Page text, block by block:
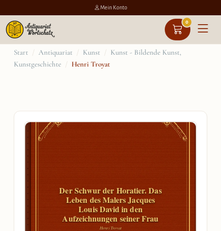
Mein Konto
0
Zum
Inhalt
Start / Antiquariat / Kunst / Kunst - Bildende Kunst,
Kunstgeschichte / Henri Troyat
Der Schwur der Horatier. Das
Leben des Malers Jacques
Louis David in den
Aufzeichnungen seiner Frau
Henri Troyat